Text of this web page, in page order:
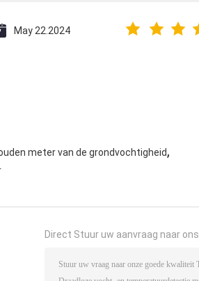
May 22.2024
meter van de grondvochtigheid,
Direct Stuur uw aanvraag naar ons